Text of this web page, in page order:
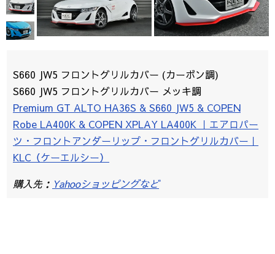
S660 JW5 フロントグリルカバー (カーボン調)
S660 JW5 フロントグリルカバー メッキ調
Premium GT ALTO HA36S & S660 JW5 & COPEN
Robe LA400K & COPEN XPLAY LA400K ｜エアロパー
ツ・フロントアンダーリップ・フロントグリルカバー｜
KLC（ケーエルシー）
購入先： Yahooショッピングなど